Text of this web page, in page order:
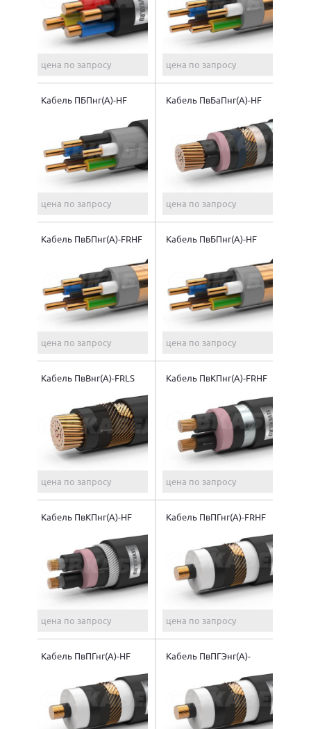
цена по запросу цена по запросу
Кабель ПБПнг(A)-HF
цена по запросу
Кабель ПвБаПнг(A)-HF
цена по запросу
Кабель ПвБПнг(A)-FRHF
цена по запросу
Кабель ПвБПнг(A)-HF
цена по запросу
Кабель ПвВнг(A)-FRLS
цена по запросу
Кабель ПвКПнг(A)-FRHF
цена по запросу
Кабель ПвКПнг(A)-HF
цена по запросу
Кабель ПвПГнг(A)-FRHF
цена по запросу
Кабель ПвПГнг(A)-HF
Кабель ПвПГЭнг(A)-